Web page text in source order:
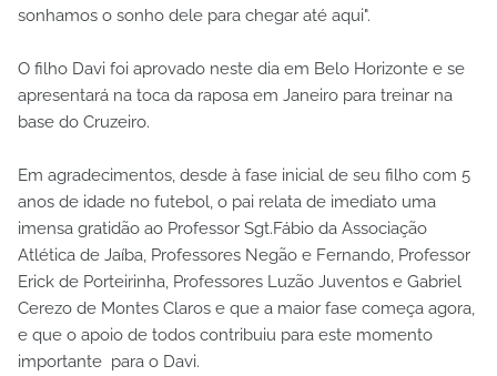
sonhamos o sonho dele para chegar até aqui".
O filho Davi foi aprovado neste dia em Belo Horizonte e se
apresentará na toca da raposa em Janeiro para treinar na
base do Cruzeiro.
Em agradecimentos, desde à fase inicial de seu filho com 5
anos de idade no futebol, o pai relata de imediato uma
imensa gratidão ao Professor Sgt.Fábio da Associação
Atlética de Jaíba, Professores Negão e Fernando, Professor
Erick de Porteirinha, Professores Luzão Juventos e Gabriel
Cerezo de Montes Claros e que a maior fase começa agora,
e que o apoio de todos contribuiu para este momento
importante para o Davi.